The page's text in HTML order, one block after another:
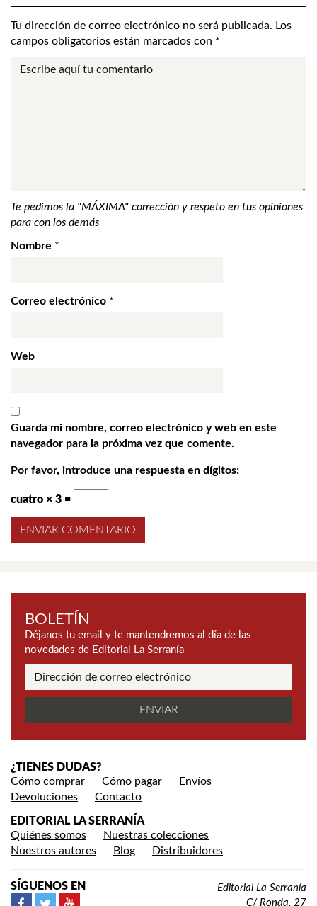
Tu dirección de correo electrónico no será publicada. Los
campos obligatorios están marcados con *
Te pedimos la "MÁXIMA" corrección y respeto en tus opiniones
para con los demás
Nombre *
Correo electrónico *
Web
Guarda mi nombre, correo electrónico y web en este
navegador para la próxima vez que comente.
Por favor, introduce una respuesta en dígitos:
cuatro × 3 =
BOLETÍN
Déjanos tu email y te mantendremos al día de las
novedades de Editorial La Serranía
¿TIENES DUDAS?
Cómo comprar
Cómo pagar
Envíos
Devoluciones
Contacto
EDITORIAL LA SERRANÍA
Quiénes somos
Nuestras colecciones
Nuestros autores
Blog Distribuidores
SÍGUENOS EN
Editorial La Serranía
C/ Ronda, 27